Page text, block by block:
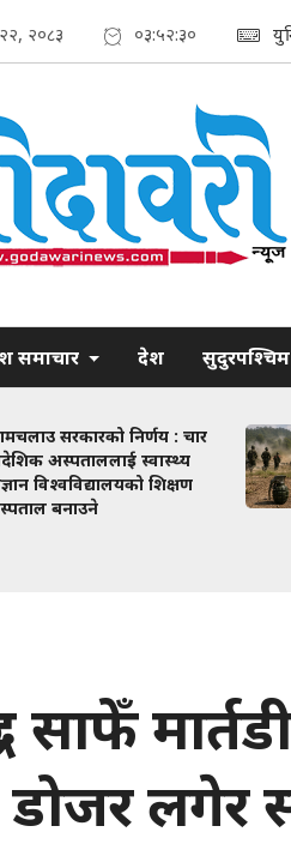
२२, २०८३ ०३:५२:३१
समाचार देश सुदुरपश्चिम
सरकारको निर्णय : चार
अस्पताललाई स्वास्थ्य
विश्वविद्यालयको शिक्षण
बनाउने
साफेँ
लगेर